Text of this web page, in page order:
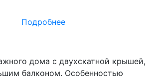
Подробнее
дома с двухскатной крышей,
балконом. Особенностью